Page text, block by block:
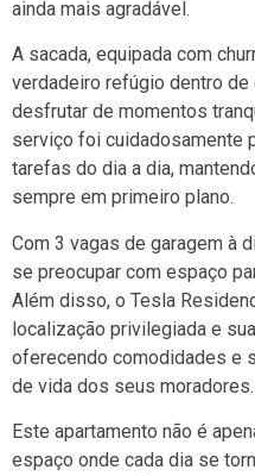
ainda mais agradável.
A sacada, equipada com
verdadeiro refúgio dentro de
desfrutar de momentos
serviço foi cuidadosamente
tarefas do dia a dia,
sempre em primeiro plano.
Com 3 vagas de garagem à
se preocupar com espaço
Além disso, o Tesla
localização privilegiada e
oferecendo comodidades e
de vida dos seus moradores.
Este apartamento não é
espaço onde cada dia se